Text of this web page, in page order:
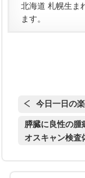
北海道 札幌生ま
ます。
今日一日の
膵臓に良性の腫
オスキャン検査